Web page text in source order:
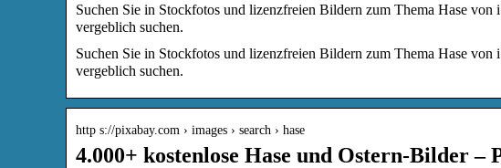
Suchen Sie in Stockfotos und lizenzfreien Bildern zum Thema Hase
vergeblich suchen.
Suchen Sie in Stockfotos und lizenzfreien Bildern zum Thema Hase
vergeblich suchen.
http s://pixabay.com › images › search › hase
4.000+ kostenlose Hase und Ostern-Bilder –